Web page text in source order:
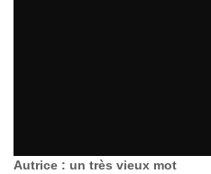
Autrice : un très vieux mot